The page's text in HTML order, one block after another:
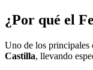
¿Por qué el
Uno de los principales
Castilla, llevando